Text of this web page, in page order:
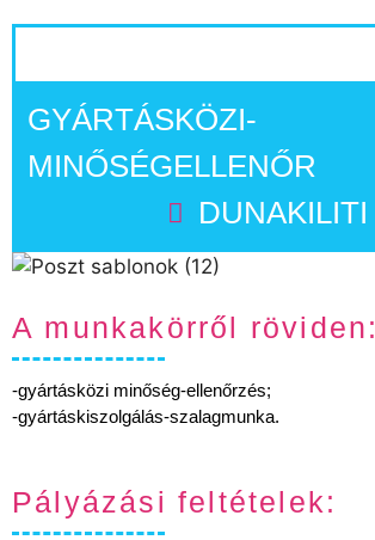
GYÁRTÁSKÖZI-
MINŐSÉGELLENŐR
DUNAKILITI
A munkakörről röviden:
-gyártásközi minőség-ellenőrzés;
-gyártáskiszolgálás-szalagmunka.
Pályázási feltételek: